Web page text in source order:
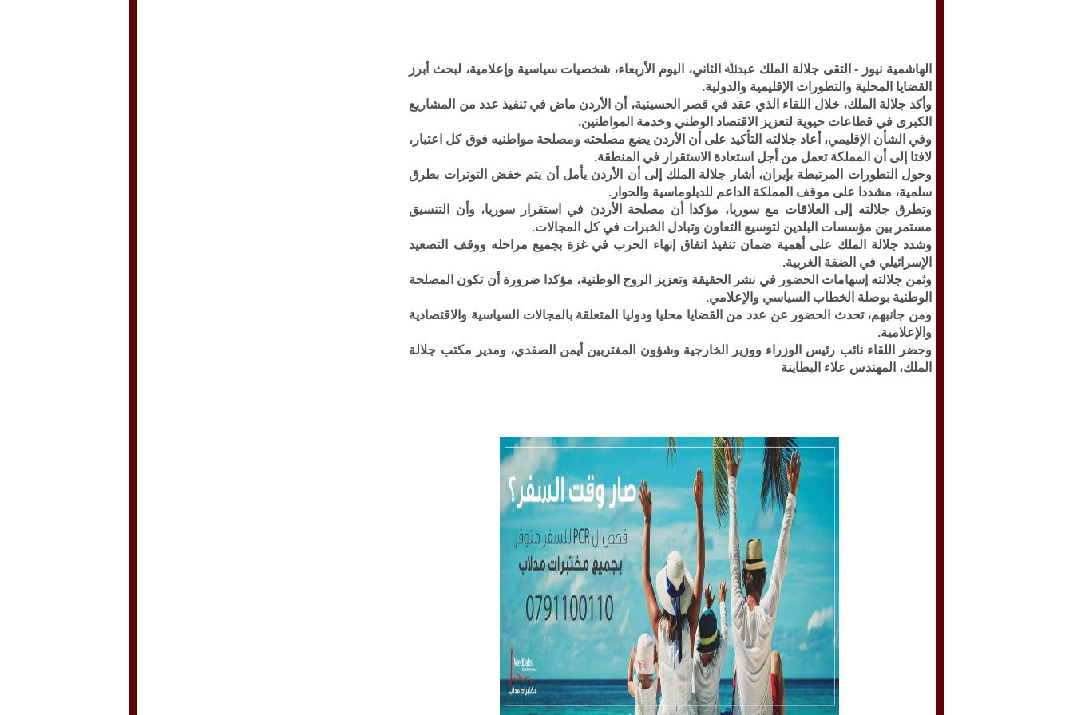
الهاشمية نيوز - التقى جلالة الملك عبدﷲ الثاني، اليوم الأربعاء، شخصيات سياسية وإعلامية، لبحث أبرز
القضايا المحلية والتطورات الإقليمية والدولية.
وأكد جلالة الملك، خلال اللقاء الذي عقد في قصر الحسينية، أن الأردن ماض في تنفيذ عدد من المشاريع
الكبرى في قطاعات حيوية لتعزيز الاقتصاد الوطني وخدمة المواطنين.
وفي الشأن الإقليمي، أعاد جلالته التأكيد على أن الأردن يضع مصلحته ومصلحة مواطنيه فوق كل اعتبار،
لافتا إلى أن المملكة تعمل من أجل استعادة الاستقرار في المنطقة.
وحول التطورات المرتبطة بإيران، أشار جلالة الملك إلى أن الأردن يأمل أن يتم خفض التوترات بطرق
سلمية، مشددا على موقف المملكة الداعم للدبلوماسية والحوار.
وتطرق جلالته إلى العلاقات مع سوريا، مؤكدا أن مصلحة الأردن في استقرار سوريا، وأن التنسيق
مستمر بين مؤسسات البلدين لتوسيع التعاون وتبادل الخبرات في كل المجالات.
وشدد جلالة الملك على أهمية ضمان تنفيذ اتفاق إنهاء الحرب في غزة بجميع مراحله ووقف التصعيد
الإسرائيلي في الضفة الغربية.
وثمن جلالته إسهامات الحضور في نشر الحقيقة وتعزيز الروح الوطنية، مؤكدا ضرورة أن تكون المصلحة
الوطنية بوصلة الخطاب السياسي والإعلامي.
ومن جانبهم، تحدث الحضور عن عدد من القضايا محليا ودوليا المتعلقة بالمجالات السياسية والاقتصادية
والإعلامية.
وحضر اللقاء نائب رئيس الوزراء ووزير الخارجية وشؤون المغتربين أيمن الصفدي، ومدير مكتب جلالة
الملك، المهندس علاء البطاينة